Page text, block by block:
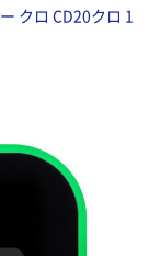
クロ CD20クロ 1